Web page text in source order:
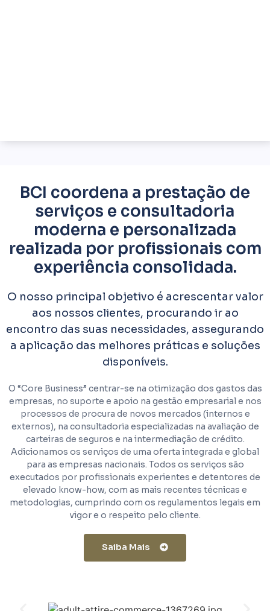
BCI coordena a prestação de
serviços e consultadoria
moderna e personalizada
realizada por profissionais com
experiência consolidada.
O nosso principal objetivo é acrescentar valor
aos nossos clientes, procurando ir ao
encontro das suas necessidades, assegurando
a aplicação das melhores práticas e soluções
disponíveis.
O “Core Business” centrar-se na otimização dos gastos das
empresas, no suporte e apoio na gestão empresarial e nos
processos de procura de novos mercados (internos e
externos), na consultadoria especializadas na avaliação de
carteiras de seguros e na intermediação de crédito.
Adicionamos os serviços de uma oferta integrada e global
para as empresas nacionais. Todos os serviços são
executados por profissionais experientes e detentores de
elevado know-how, com as mais recentes técnicas e
metodologias, cumprindo com os regulamentos legais em
vigor e o respeito pelo cliente.
Saiba Mais